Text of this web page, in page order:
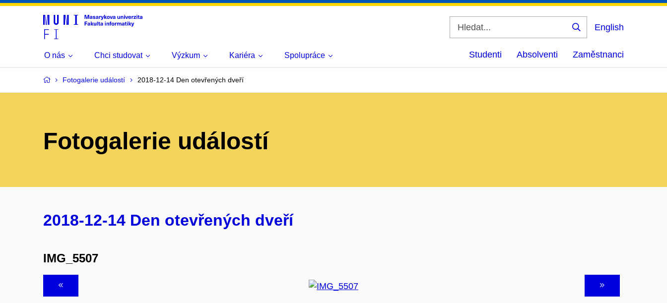
Vyhledat
English
O nás Chci studovat Výzkum Kariéra Spolupráce Studenti Absolventi Zaměstnanci
Fotogalerie událostí 2018-12-14 Den otevřených dveří
Fotogalerie událostí
2018-12-14 Den otevřených dveří
IMG_5507